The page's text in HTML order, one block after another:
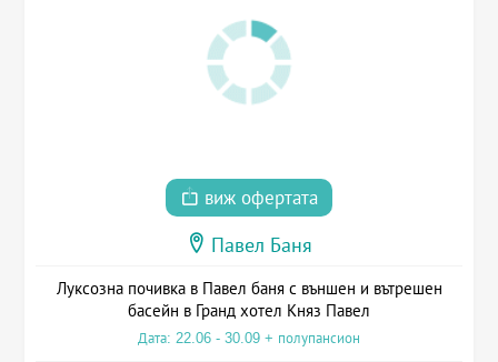
виж офертата
Павел Баня
Луксозна почивка в Павел баня с външен и вътрешен
басейн в Гранд хотел Княз Павел
Дата: 22.06 - 30.09 + полупансион